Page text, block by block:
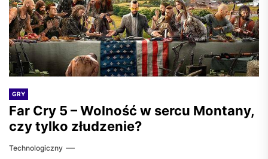
GRY
Far Cry 5 – Wolność w sercu Montany,
czy tylko złudzenie?
Technologiczny